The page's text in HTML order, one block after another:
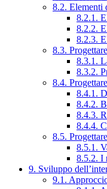
8.2. Elementi
8.2.1.
8.2.2.
8.2.3.
8.3.
8.3.1.
8.3.2.
8.4.
8.4.1.
8.4.2.
8.4.3.
8.4.4.
8.5.
8.5.1.
8.5.2. I
9. Sviluppo
9.1.